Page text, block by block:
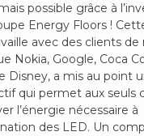
possible grâce à
Energy Floors !
avec des clients de
Nokia, Google, Coca
Disney, a mis au point
qui permet aux seuls
l’énergie nécessaire à
des LED. Un